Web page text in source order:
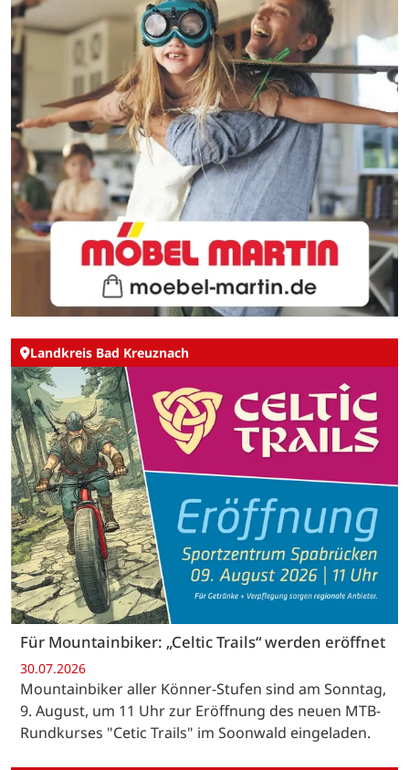
Landkreis Bad Kreuznach
Für Mountainbiker: „Celtic Trails“ werden eröffnet
30.07.2026
Mountainbiker aller Könner-Stufen sind am Sonntag,
9. August, um 11 Uhr zur Eröffnung des neuen MTB-
Rundkurses "Cetic Trails" im Soonwald eingeladen.